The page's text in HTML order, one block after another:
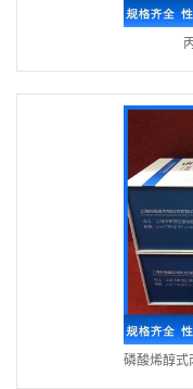
磷酸烯醇式